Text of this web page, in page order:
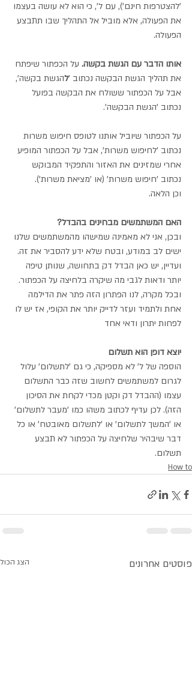
'להצטרפות חינם'), עם ל', כי הוא לא עושה בעצמו
את הפעולה, אלא מוביל אל התהליך שבו תתבצע
הפעולה.
אותו הדבר עם הגשת בקשה. על הכפתור שיפתח
את תהליך הגשת הבקשה נכתוב 'להגשת בקשה',
אבל על הכפתור ששולח את הבקשה בפועל
נכתוב 'הגשת הבקשה'.
על הכפתור שיוביל אותנו לטופס חיפוש משרות
נכתוב 'לחיפוש משרות', אבל על הכפתור המופיע
אחרי שמזינים את האזור והתפקיד המבוקש
נכתוב 'חיפוש משרות' (או 'מציאת משרות').
וכן הלאה.
האם המשתמשים מבחינים בהבדל?
ובכן, אני לא מאמינה שמישהו מהמשתמשים שלנו
ישים לב במודע, ובטח שלא ידע להסביר את זה.
ועדיין, יש כאן הבדל דק בתחושה, שנותן טיפה
יותר ודאות לגבי מה שיקרה בלחיצה על הכפתור.
ובכל מקרה, לנו הפתרון הזה פתר את הדילמה
אחת ולתמיד ועזר לדייק יותר את הקופי, אז יש לו
לפחות יתרון ודאי אחד
יוצא דופן הוא תשלום
הוספה של ל' לא מספיקה, כי גם 'לתשלום' עלול
לגרום למשתמשים לחשוב שזה כבר התשלום
עצמו (ההבדל דק וקטן מכדי לקחת את הסיכון
הזה). לכן עדיף לכתוב משהו כמו 'מעבר לתשלום'
או 'המשך לתשלום' או 'לתשלום מאובטח' או כל
דבר שיבהיר שלחיצה על הכפתור לא תבצע
תשלום.
How to
פוסטים אחרונים הצג הכול